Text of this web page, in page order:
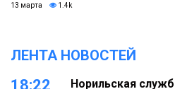
13 марта 1.4k
ЛЕНТА НОВОСТЕЙ
18:22
Норильская